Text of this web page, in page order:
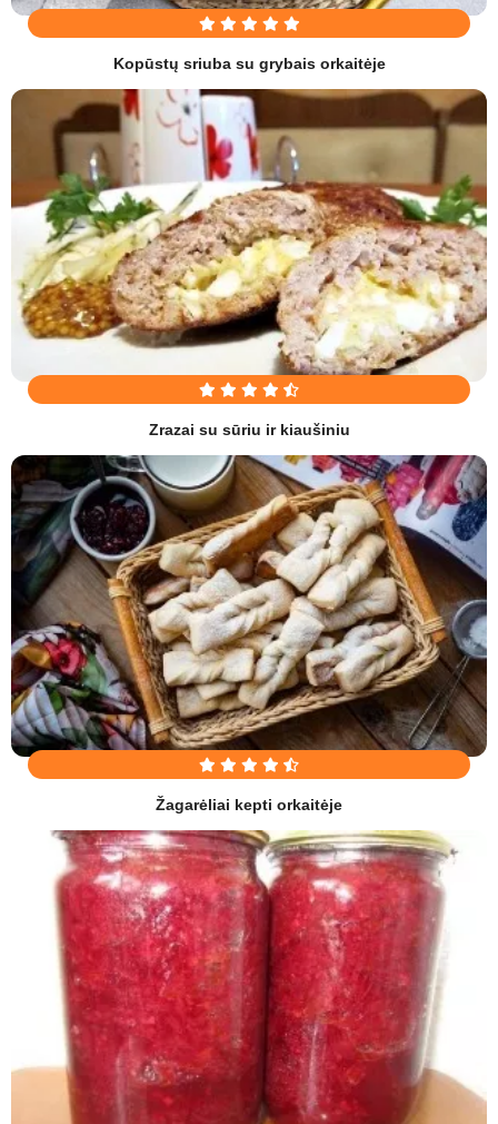
Kopūstų sriuba su grybais orkaitėje
Zrazai su sūriu ir kiaušiniu
Žagarėliai kepti orkaitėje